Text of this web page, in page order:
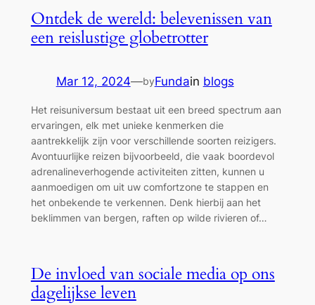
Ontdek de wereld: belevenissen van
een reislustige globetrotter
Mar 12, 2024—byFundain blogs
Het reisuniversum bestaat uit een breed spectrum aan
ervaringen, elk met unieke kenmerken die
aantrekkelijk zijn voor verschillende soorten reizigers.
Avontuurlijke reizen bijvoorbeeld, die vaak boordevol
adrenalineverhogende activiteiten zitten, kunnen u
aanmoedigen om uit uw comfortzone te stappen en
het onbekende te verkennen. Denk hierbij aan het
beklimmen van bergen, raften op wilde rivieren of…
De invloed van sociale media op ons
dagelijkse leven